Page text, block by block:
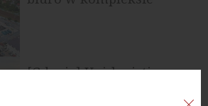
[Gdynia] Uni-logistics